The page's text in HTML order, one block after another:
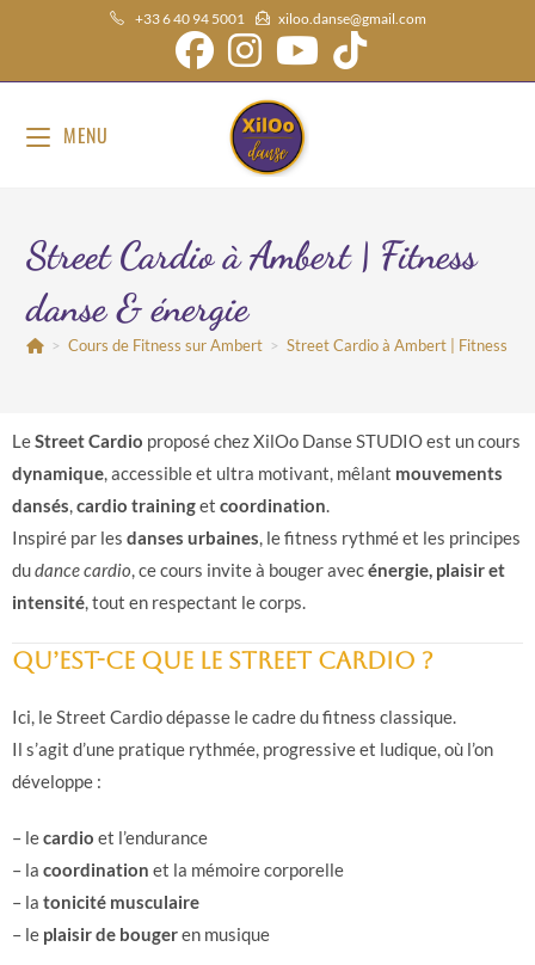
+33 6 40 94 5001 xiloo.danse@gmail.com
MENU
Street Cardio à Ambert | Fitness
danse & énergie
> Cours de Fitness sur Ambert > Street Cardio à Ambert | Fitness
LeStreet Cardio proposé chez XilOo Danse STUDIO est un cours
dynamique, accessible et ultra motivant, mêlant mouvements
dansés,cardio traininget coordination.
Inspiré par les danses urbaines, le fitness rythmé et les principes
dudance cardio, ce cours invite à bouger avecénergie, plaisir et
intensité, tout en respectant le corps.
Qu’est-ce que le Street Cardio ?
Ici, le Street Cardio dépasse le cadre du fitness classique.
Il s’agit d’une pratique rythmée, progressive et ludique, où l’on
développe :
– lecardio et l’endurance
– la coordination et la mémoire corporelle
– la tonicité musculaire
– le plaisir de bougeren musique